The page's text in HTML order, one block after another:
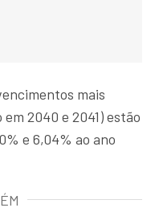
mais
2040 e 2041) estão
e 6,04% ao ano